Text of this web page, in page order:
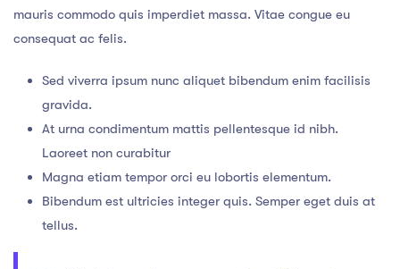
mauris commodo quis imperdiet massa. Vitae congue eu
consequat ac felis.
Sed viverra ipsum nunc aliquet bibendum enim facilisis
gravida.
At urna condimentum mattis pellentesque id nibh.
Laoreet non curabitur
Magna etiam tempor orci eu lobortis elementum.
Bibendum est ultricies integer quis. Semper eget duis at
tellus.